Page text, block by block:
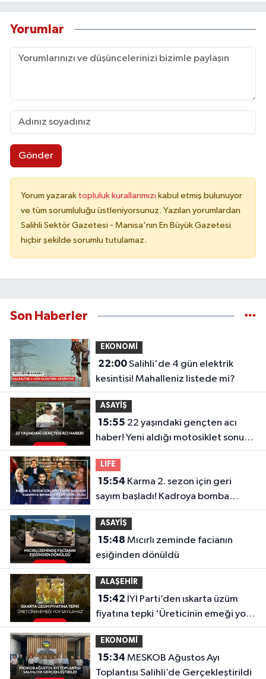
Yorumlar
Gönder
Yorum yazarak topluluk kurallarımızı kabul etmiş bulunuyor
ve tüm sorumluluğu üstleniyorsunuz. Yazılan yorumlardan
Salihli Sektör Gazetesi - Manisa'nın En Büyük Gazetesi
hiçbir şekilde sorumlu tutulamaz.
Son Haberler
EKONOMİ
22:00Salihli'de 4 gün elektrik
kesintisi! Mahalleniz listede mi?
ASAYİŞ
15:55
haber! Yeni aldığı motosiklet sonu
oldu
LIFE
15:54
sayım başladı! Kadroya bomba
isimler dahil oldu
ASAYİŞ
15:48
eşiğinden dönüldü
ALAŞEHİR
15:42
fiyatına tepki 'Üreticinin emeği yok
sayılamaz'
EKONOMİ
15:34
Toplantısı Salihli’de Gerçekleştirildi